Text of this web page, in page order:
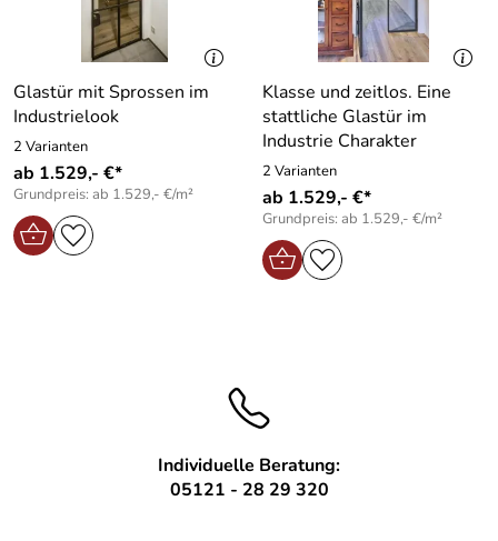
Glastür mit Sprossen im
Industrielook
2 Varianten
ab 1.529,- €*
Grundpreis: ab 1.529,- €/m²
Klasse und zeitlos. Eine
stattliche Glastür im
Industrie Charakter
2 Varianten
ab 1.529,- €*
Grundpreis: ab 1.529,- €/m²
Individuelle Beratung:
05121 - 28 29 320